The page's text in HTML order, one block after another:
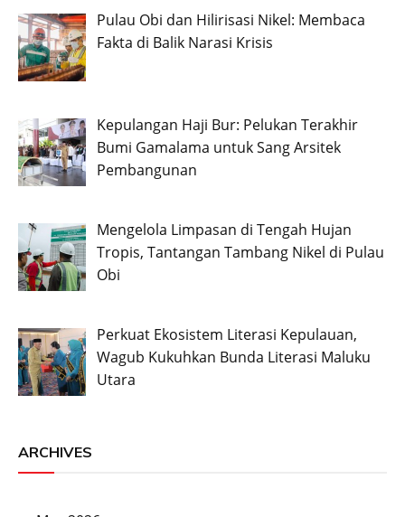
Pulau Obi dan Hilirisasi Nikel: Membaca
Fakta di Balik Narasi Krisis
Kepulangan Haji Bur: Pelukan Terakhir
Bumi Gamalama untuk Sang Arsitek
Pembangunan
Mengelola Limpasan di Tengah Hujan
Tropis, Tantangan Tambang Nikel di Pulau
Obi
Perkuat Ekosistem Literasi Kepulauan,
Wagub Kukuhkan Bunda Literasi Maluku
Utara
ARCHIVES